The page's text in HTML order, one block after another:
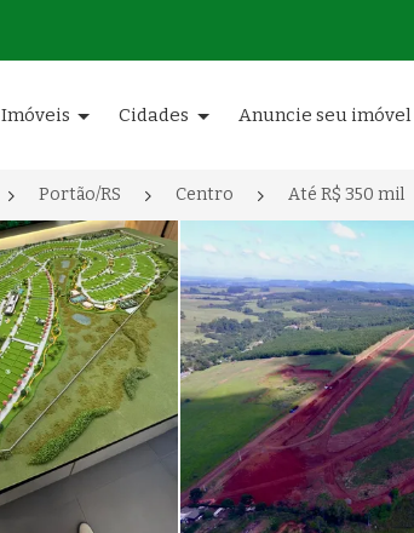
Imóveis Cidades Anuncie seu imóvel
Portão/RS Centro Até R$ 350 mil